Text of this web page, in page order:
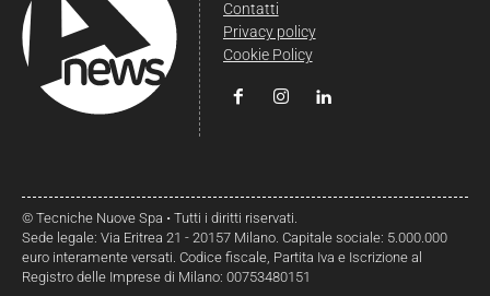
Contatti
Privacy policy
Cookie Policy
© Tecniche Nuove Spa • Tutti i diritti riservati.
Sede legale: Via Eritrea 21 - 20157 Milano. Capitale sociale: 5.000.000
euro interamente versati. Codice fiscale, Partita Iva e Iscrizione al
Registro delle Imprese di Milano: 00753480151